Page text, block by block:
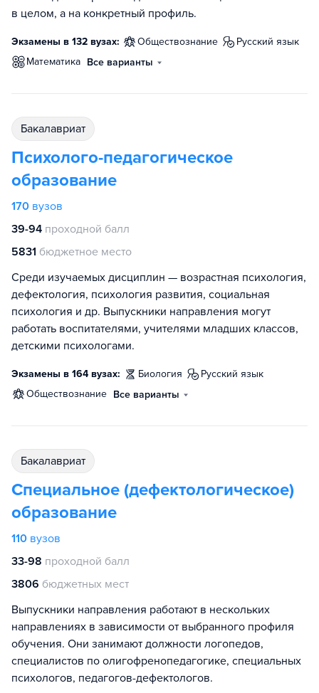
в целом, а на конкретный профиль.
Экзамены в 132 вузах: обществознание
русский язык
математика Все варианты
бакалавриат
Психолого-педагогическое
образование
170 вузов
39-94 проходной балл
5831 бюджетное место
Среди изучаемых дисциплин — возрастная психология,
дефектология, психология развития, социальная
психология и др. Выпускники направления могут
работать воспитателями, учителями младших классов,
детскими психологами.
Экзамены в 164 вузах: биология
русский язык
обществознание Все варианты
бакалавриат
Специальное (дефектологическое)
образование
110 вузов
33-98 проходной балл
3806 бюджетных мест
Выпускники направления работают в нескольких
направлениях в зависимости от выбранного профиля
обучения. Они занимают должности логопедов,
специалистов по олигофренопедагогике, специальных
психологов, педагогов-дефектологов.